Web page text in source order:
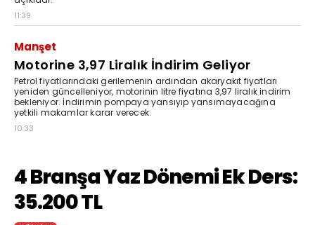
11:39
Manşet
Motorine 3,97 Liralık İndirim Geliyor
Petrol fiyatlarındaki gerilemenin ardından akaryakıt fiyatları
yeniden güncelleniyor, motorinin litre fiyatına 3,97 liralık indirim
bekleniyor. İndirimin pompaya yansıyıp yansımayacağına
yetkili makamlar karar verecek.
10:33